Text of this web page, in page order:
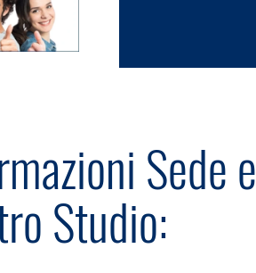
Sede e
Studio: